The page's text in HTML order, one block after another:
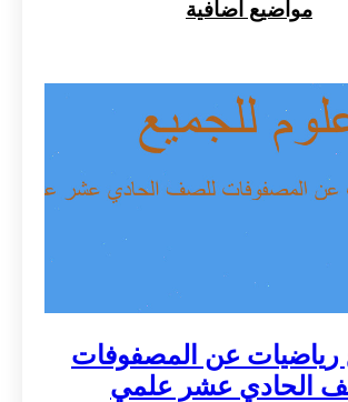
مواضيع اضافية
عن المصفوفات
الحادي عشر علمي